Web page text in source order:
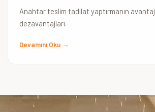
Anahtar teslim tadilat yaptırmanın
dezavantajları.
Devamını Oku →